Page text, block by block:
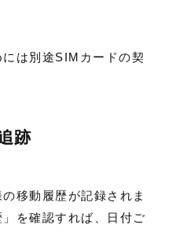
は別途SIMカードの契
跡
移動履歴が記録されま
を確認すれば、日付ご